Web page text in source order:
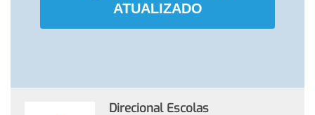
ATUALIZADO
Direcional Escolas